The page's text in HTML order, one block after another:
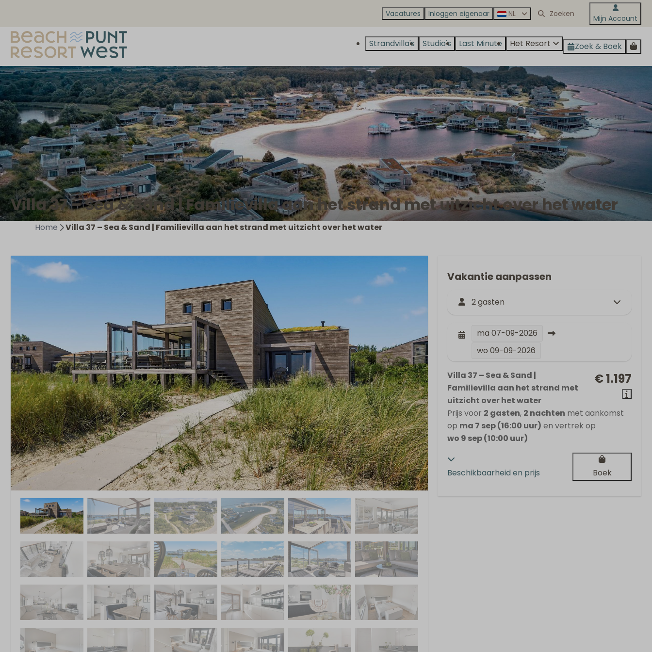
Vacatures Inloggen eigenaar NL Mijn Account
Strandvilla's Studio's Last Minute Het Resort Zoek & Boek
Villa 37 – Sea & Sand | Familievilla aan het strand met uitzicht over het water
Home Villa 37 – Sea & Sand | Familievilla aan het strand met uitzicht over het water
Vakantie aanpassen
2 gasten
ma 07-09-2026
wo 09-09-2026
€ 1.197
Villa 37 – Sea & Sand |
Familievilla aan het strand met
uitzicht over het water
Prijs voor 2 gasten, 2 nachten met aankomst
op ma 7 sep (16:00 uur) en vertrek op
wo 9 sep (10:00 uur)
Beschikbaarheid en prijs Boek